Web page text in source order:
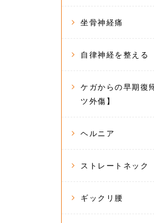
坐骨神経痛
自律神経を整える
ケガからの早期復
ツ外傷】
ヘルニア
ストレートネック
ギックリ腰